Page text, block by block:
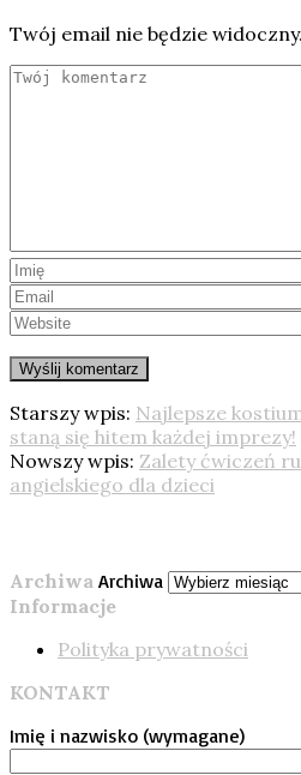
Twój email nie będzie widoczny.
Starszy wpis: Najlepsze
staną się hitem każdej imprezy!
Nowszy wpis: Zalety ćwiczeń
angielskiego dla dzieci
Archiwa Archiwa
Informacje
Polityka prywatności
KONTAKT
Imię i nazwisko (wymagane)